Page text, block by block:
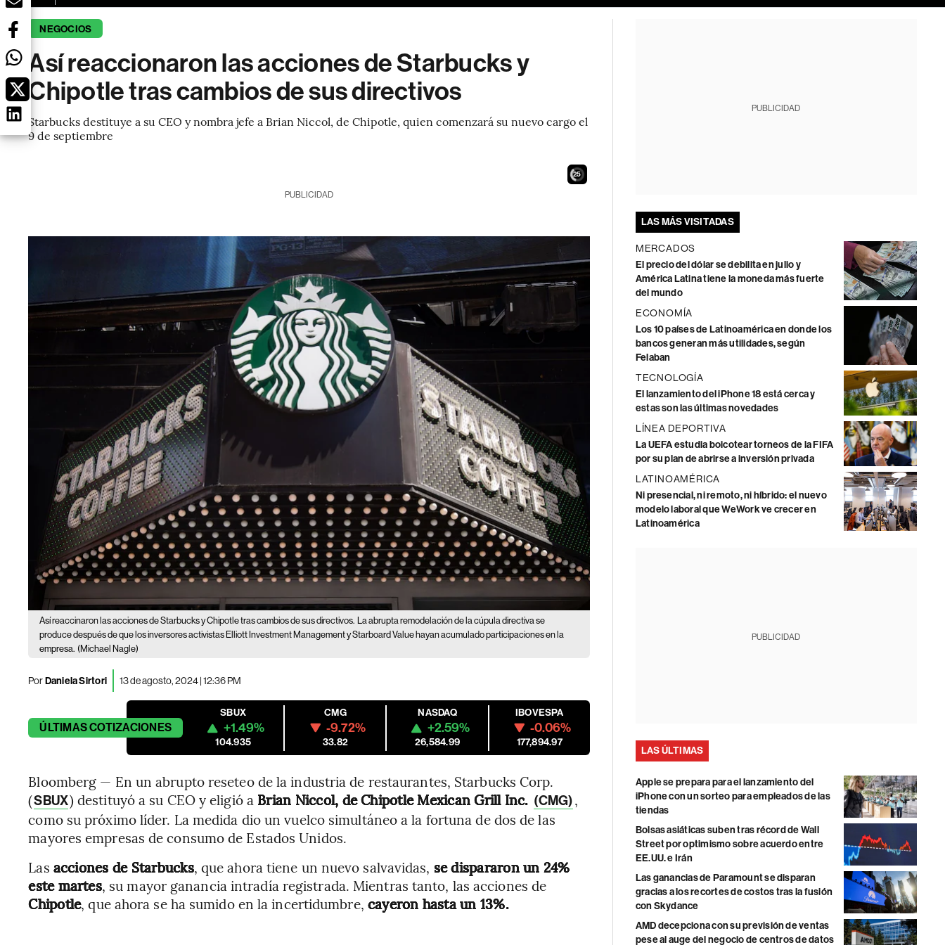
NEGOCIOS
Así reaccionaron las acciones de Starbucks y
Chipotle tras cambios de sus directivos
Starbucks destituye a su CEO y nombra jefe a Brian Niccol, de Chipotle, quien comenzará su nuevo cargo el
9 de septiembre
24
PUBLICIDAD
Así reaccinaron las acciones de Starbucks y Chipotle tras cambios de sus directivos. La abrupta remodelación de la cúpula directiva se
produce después de que los inversores activistas Elliott Investment Management y Starboard Value hayan acumulado participaciones en la
empresa. (Michael Nagle)
PorDaniela Sirtori 13 de agosto, 2024 | 12:36 PM
ÚLTIMASCOTIZACIONES
SBUX
+1.49%
104.935
CMG
-9.72%
33.82
NASDAQ
+2.59%
26,584.99
IBOVESPA
-0.06%
177,894.97
Bloomberg — En un abrupto reseteo de la industria de restaurantes, Starbucks Corp.
(SBUX) destituyó a su CEO y eligió a Brian Niccol, de Chipotle Mexican Grill Inc. (CMG),
como su próximo líder. La medida dio un vuelco simultáneo a la fortuna de dos de las
mayores empresas de consumo de Estados Unidos.
Las acciones de Starbucks, que ahora tiene un nuevo salvavidas, se dispararon un 24%
este martes, su mayor ganancia intradía registrada. Mientras tanto, las acciones de
Chipotle, que ahora se ha sumido en la incertidumbre, cayeron hasta un 13%.
PUBLICIDAD
LAS MÁS VISITADAS
MERCADOS
El precio del dólar se debilita en julio y
América Latina tiene la moneda más fuerte
del mundo
ECONOMÍA
Los 10 países de Latinoamérica en donde los
bancos generan más utilidades, según
Felaban
TECNOLOGÍA
El lanzamiento del iPhone 18 está cerca y
estas son las últimas novedades
LÍNEA DEPORTIVA
La UEFA estudia boicotear torneos de la FIFA
por su plan de abrirse a inversión privada
LATINOAMÉRICA
Ni presencial, ni remoto, ni híbrido: el nuevo
modelo laboral que WeWork ve crecer en
Latinoamérica
PUBLICIDAD
LAS ÚLTIMAS
Apple se prepara para el lanzamiento del
iPhone con un sorteo para empleados de las
tiendas
Bolsas asiáticas suben tras récord de Wall
Street por optimismo sobre acuerdo entre
EE.UU. e Irán
Las ganancias de Paramount se disparan
gracias a los recortes de costos tras la fusión
con Skydance
AMD decepciona con su previsión de ventas
pese al auge del negocio de centros de datos